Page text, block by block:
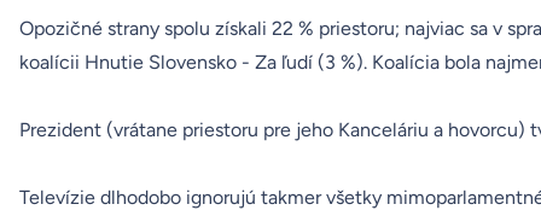
Opozičné strany spolu získali 22 % priestoru; najviac sa v
koalícii Hnutie Slovensko - Za ľudí (3 %). Koalícia bola
Prezident (vrátane priestoru pre jeho Kanceláriu a
Televízie dlhodobo ignorujú takmer všetky